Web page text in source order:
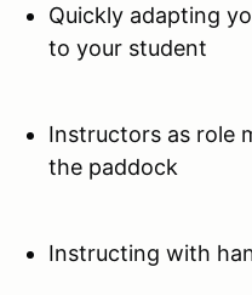
Quickly adapting
to your student
Instructors as role
the paddock
Instructing with